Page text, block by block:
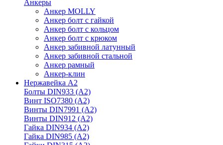
Анкеры
Анкер MOLLY
Анкер болт с гайкой
Анкер болт с кольцом
Анкер болт с крюком
Анкер забивной латунный
Анкер забивной стальной
Анкер рамный
Анкер-клин
Нержавейка А2
Болты DIN933 (A2)
Винт ISO7380 (A2)
Винты DIN7991 (A2)
Винты DIN912 (A2)
Гайка DIN934 (A2)
Гайка DIN985 (A2)